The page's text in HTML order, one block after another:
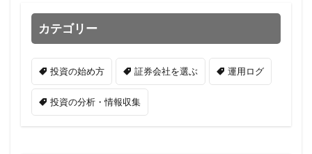
カテゴリー
投資の始め方 証券会社を選ぶ 運用ログ
投資の分析・情報収集